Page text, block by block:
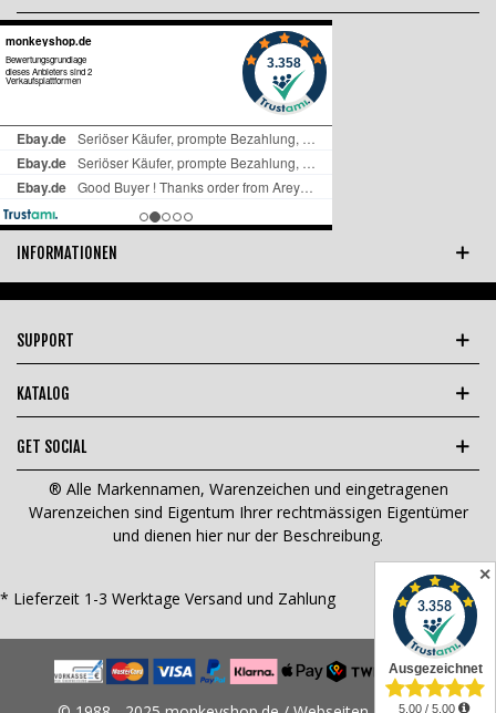
✕
INFORMATIONEN
SUPPORT
KATALOG
GET SOCIAL
® Alle Markennamen, Warenzeichen und eingetragenen
Warenzeichen sind Eigentum Ihrer rechtmässigen Eigentümer
und dienen hier nur der Beschreibung.
* Lieferzeit 1-3 Werktage Versand und Zahlung